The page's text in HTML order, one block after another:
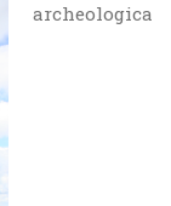
archeologica